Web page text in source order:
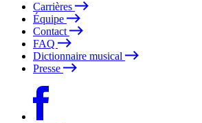
Carrières
Équipe
Contact
FAQ
Dictionnaire musical
Presse